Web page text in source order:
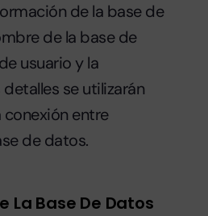
de la base de
de la base de
usuario y la
se utilizarán
entre
de datos.
La Base De Datos